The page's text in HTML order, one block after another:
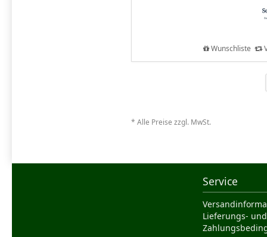
Wunschliste
* Alle Preise zzgl. MwSt.
Service
Lieferungs- und